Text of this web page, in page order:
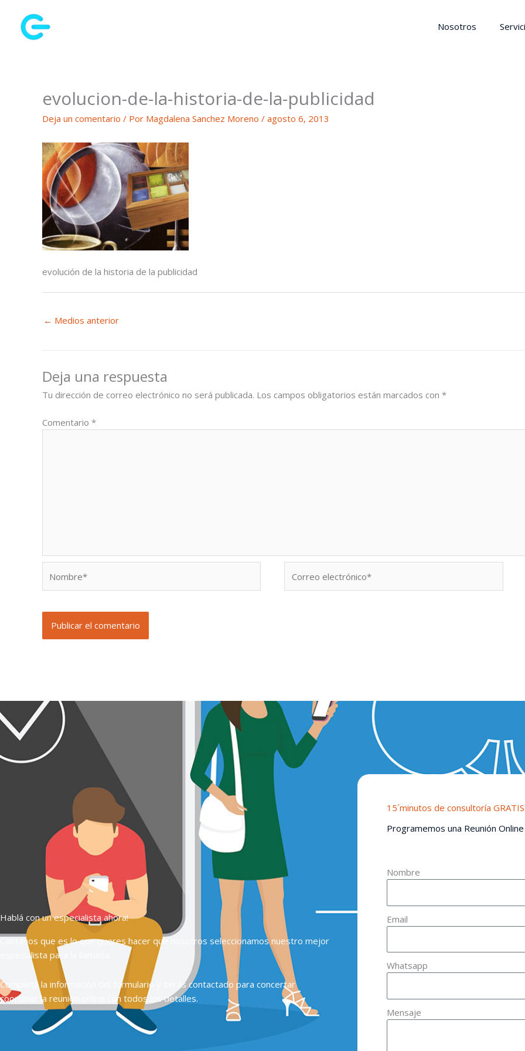
contenido
Nosotros
evolucion-de-la-historia-de-la-publicidad
Deja un comentario / Por Magdalena Sanchez Moreno / agosto 6, 2013
evolución de la historia de la publicidad
← Medios anterior
Deja una respuesta
Tu dirección de correo electrónico no será publicada. Los campos obligatorios están marcados con *
Comentario *
electrónico*
Hablá con un especialista ahora!
Contanos que es lo que queres hacer que nosotros seleccionamos nuestro mejor
especialista para la llamada.
Completá la información del formulario y serás contactado para concertar
coordinar la reunión online con todos los detalles.
15´minutos de consultoría GRATIS
Programemos una Reunión Online
Nombre
Email
Whatsapp
Mensaje